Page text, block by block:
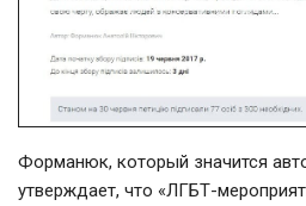
Форманюк, который значится
утверждает, что «ЛГБТ-